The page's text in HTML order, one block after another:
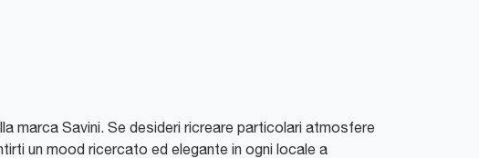
marca Savini. Se desideri ricreare particolari atmosfere
un mood ricercato ed elegante in ogni locale a